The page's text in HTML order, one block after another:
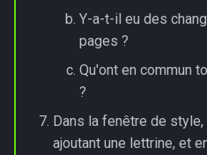
Les dimensions et unités de
Adaptation aux différents
écrans/médias de sortie
Y-a-t-il eu des
pages ?
Qu'ont en commun
?
Dans la fenêtre de
ajoutant une lettrine, et